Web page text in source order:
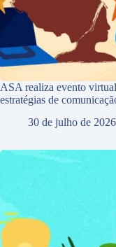
ASA realiza evento
estratégias de
30 de julho de 2026